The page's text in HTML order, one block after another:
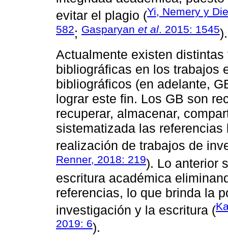
evitar el plagio (Yi, Nemery y
582; Gasparyan et al. 2015: 1545).
Actualmente existen
bibliográficas en los trabajos
bibliográficos (en adelante,
lograr este fin. Los GB son
recuperar, almacenar,
sistematizada las
realización de trabajos de
Renner, 2018: 219). Lo anterior
escritura académica
referencias, lo que brinda la
investigación y la escritura (
2019: 6).